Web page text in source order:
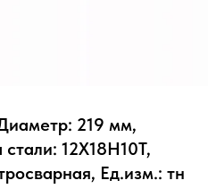
219 мм,
12Х18Н10Т,
Ед.изм.: тн